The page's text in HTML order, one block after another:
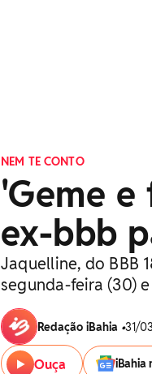
NEM TE CONTO
'Geme e
ex-bbb
Jaquelline, do BBB
segunda-feira (30)
Redação iBahia •31/
Ouça iBahia